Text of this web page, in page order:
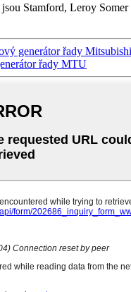
Stamford, Leroy Somer
generátor řady Mitsubishi
řady MTU